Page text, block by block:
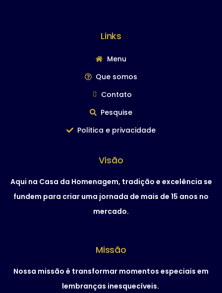
Links
Menu
Que somos
Contato
Pesquise
Politica e privacidade
Visão
Aqui na Casa da Homenagem, tradição e excelência se
fundem para criar uma jornada de mais de 15 anos no
mercado.
Missão
Nossa missão é transformar momentos especiais em
lembranças inesquecíveis.